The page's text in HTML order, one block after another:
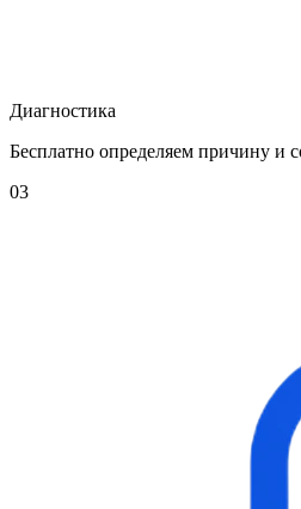
Диагностика
Бесплатно определяем причину и
03